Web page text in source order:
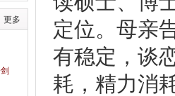
更多
定位。母亲
有稳定，谈
耗，精力消